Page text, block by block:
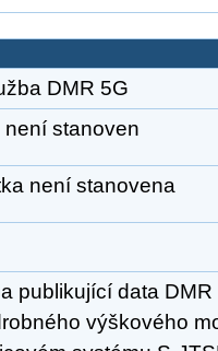
DMR 5G
stanoven
není stanovena
publikující data
výškového